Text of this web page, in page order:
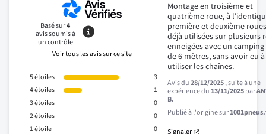
Basé sur4
avis soumis à
un contrôle
Voir tous les avis sur ce site
5étoiles
3
4étoiles
1
3étoiles
0
2étoiles
0
1étoile 0
Montage en troisième et
quatrième roue, à
première et deuxième
déjà utilisées sur plusieurs
enneigées avec un
de 6 mètres, sans avoir eu à
utiliser les chaînes.
Avis du28/12/2025, suite à une
expérience du13/11/2025par
B.
Publié à l'origine sur
Signaler